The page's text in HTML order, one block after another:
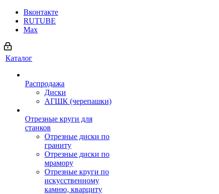
Вконтакте
RUTUBE
Max
Каталог
Распродажа
Диски
АГШК (черепашки)
Отрезные круги для
станков
Отрезные диски по
граниту
Отрезные диски по
мрамору
Отрезные круги по
искусственному
камню, кварциту